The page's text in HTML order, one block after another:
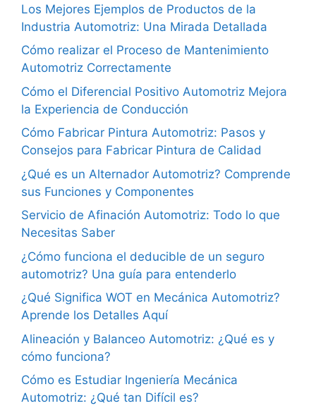
Los Mejores Ejemplos de Productos de la
Industria Automotriz: Una Mirada Detallada
Cómo realizar el Proceso de Mantenimiento
Automotriz Correctamente
Cómo el Diferencial Positivo Automotriz Mejora
la Experiencia de Conducción
Cómo Fabricar Pintura Automotriz: Pasos y
Consejos para Fabricar Pintura de Calidad
¿Qué es un Alternador Automotriz? Comprende
sus Funciones y Componentes
Servicio de Afinación Automotriz: Todo lo que
Necesitas Saber
¿Cómo funciona el deducible de un seguro
automotriz? Una guía para entenderlo
¿Qué Significa WOT en Mecánica Automotriz?
Aprende los Detalles Aquí
Alineación y Balanceo Automotriz: ¿Qué es y
cómo funciona?
Cómo es Estudiar Ingeniería Mecánica
Automotriz: ¿Qué tan Difícil es?